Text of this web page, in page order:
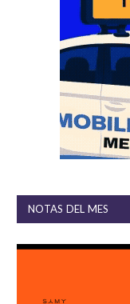
NOTAS DEL MES